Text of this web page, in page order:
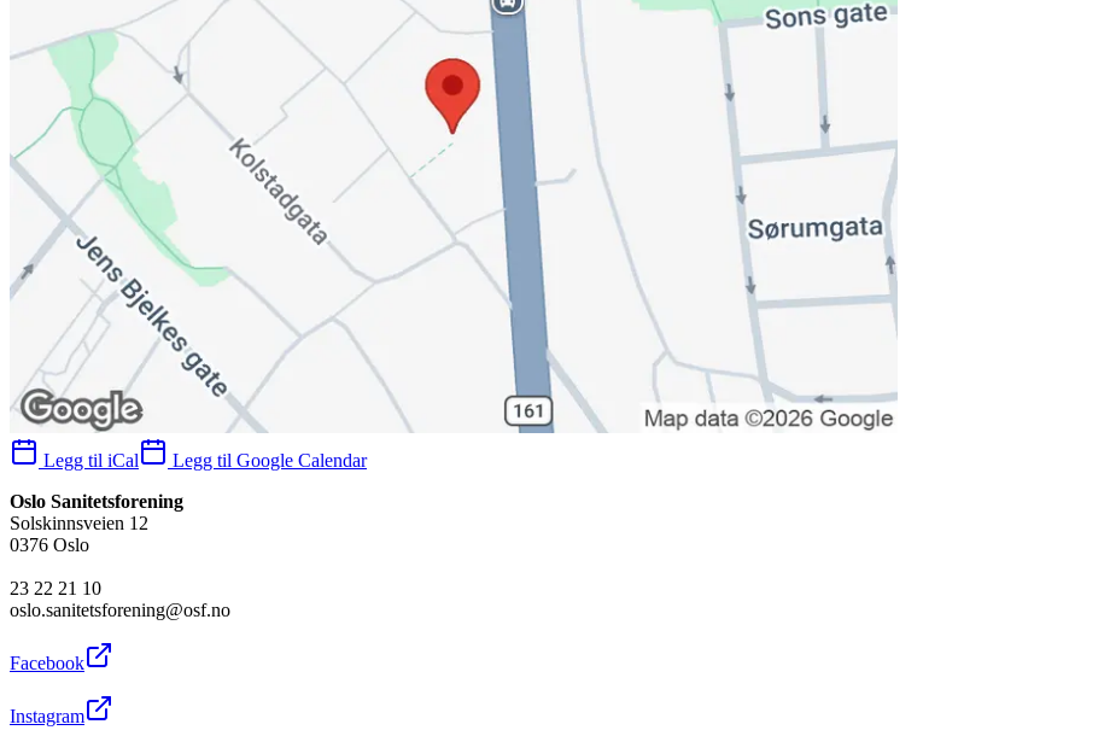
Legg til iCal
Legg til Google Calendar
Oslo Sanitetsforening
Solskinnsveien 12
0376 Oslo
23 22 21 10
oslo.sanitetsforening@osf.no
Facebook
Instagram